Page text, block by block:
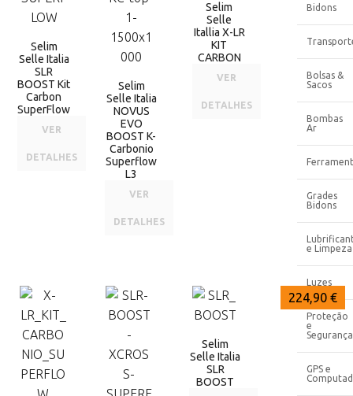
Selim
Selle Italia
SLR
BOOST Kit
Carbon
SuperFlow
VER
DETALHES
Selim
Selle Italia
NOVUS
EVO
BOOST K-
Carbonio
Superflow
L3
VER
DETALHES
Selim
Selle
Itallia X-LR
KIT
CARBON
VER
DETALHES
239,90 €
224,90 €
224,90 €
Selim
Selle Italia
SLR
BOOST
Bidons
Bolsas &
Sacos
Bombas
Ar
Grades
Bidons
e Limpeza
Luzes
Proteção
e
Segurança
GPS e